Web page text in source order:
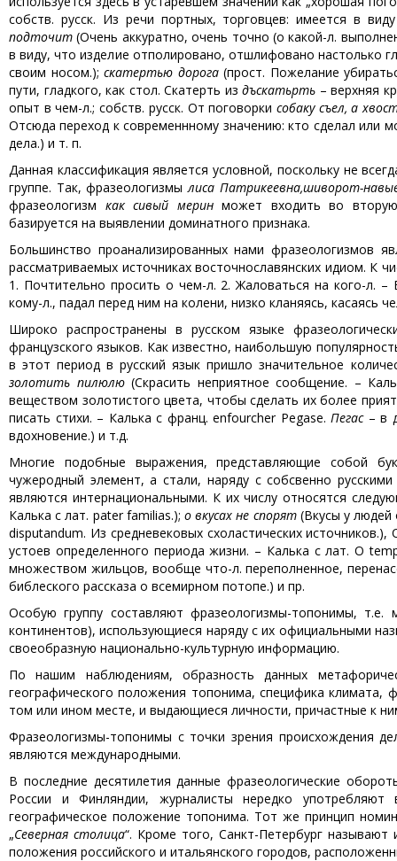
собств. русск. Из речи портных, торговцев: имеется в
подточит (Очень аккуратно, очень точно (о какой-л.
в виду, что изделие отполировано, отшлифовано настолько
своим носом.);скатертью дорога(прост. Пожелание
пути, гладкого, как стол. Скатерть из дъскатьрть – верхняя
опыт в чем-л.; собств. русск. От поговорки собаку съел, а
Отсюда переход к современнному значению: кто сделал или
дела.) и т. п.
Данная классификация является условной, поскольку не
группе. Так, фразеологизмылиса Патрикеевна,шиворот-
фразеологизм как сивый меринможет входить во вторую
базируется на выявлении доминатного признака.
Большинство проанализированных нами фразеологизмов
рассматриваемых источниках восточнославянских идиом. К
1. Почтительно просить о чем-л. 2. Жаловаться на кого-л.
кому-л., падал перед ним на колени, низко кланяясь, касаясь
Широко распространены в русском языке
французского языков. Как известно, наибольшую
в этот период в русский язык пришло значительное
золотить пилюлю(Скрасить неприятное сообщение. –
веществом золотистого цвета, чтобы сделать их более
писать стихи. – Калька с франц. еnfourcher Pegase. Пегас – в
вдохновение.) и т.д.
Многие подобные выражения, представляющие собой
чужеродный элемент, а стали, наряду с собсвенно
являются интернациональными. К их числу относятся
Калька с лат. pater familias.); о вкусах не спорят(Вкусы у людей
disputandum. Из средневековых схоластических
устоев определенного периода жизни. – Калька с лат. O
множеством жильцов, вообще что-л. переполненное,
библеского рассказа о всемирном потопе.) и пр.
Особую группу составляют фразеологизмы-топонимы, т.е.
континентов), использующиеся наряду с их официальными
своеобразную национально-культурную информацию.
По нашим наблюдениям, образность данных
географического положения топонима, специфика
том или ином месте, и выдающиеся личности, причастные к
Фразеологизмы-топонимы с точки зрения происхождения
являются международными.
В последние десятилетия данные фразеологические
России и Финляндии, журналисты нередко употребляют
географическое положение топонима. Тот же принцип
„Северная столица“. Кроме того, Санкт-Петербург называют
положения российского и итальянского городов,